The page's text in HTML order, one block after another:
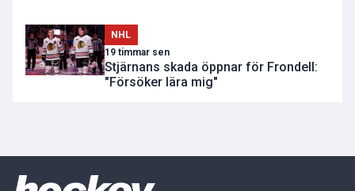
NHL
19 timmar sen
Stjärnans skada öppnar för Frondell:
"Försöker lära mig"